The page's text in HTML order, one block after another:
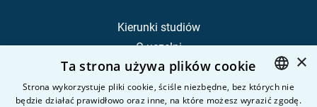
Kierunki studiów
O uczelni
Kandydat
Student
POLISH
×
Ta strona używa plików cookie
Strona wykorzystuje pliki cookie, ściśle niezbędne, bez których nie
będzie działać prawidłowo oraz inne, na które możesz wyrazić zgodę.